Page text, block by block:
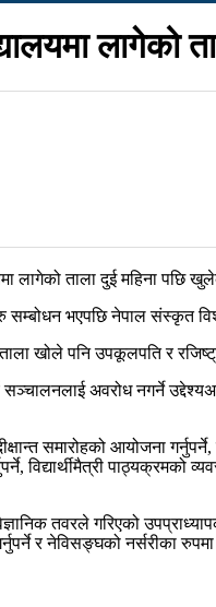
लागेको
लागेको ताला दुई महिना पछि
भएपछि नेपाल संस्कृत
खोले पनि उपकूलपति र
सञ्चालनलाई अवरोध नगर्ने
समारोहको आयोजना
विद्यार्थीमैत्री पाठ्यक्रमको
तवरले गरिएको
र नेविसङ्घको नर्सरीका